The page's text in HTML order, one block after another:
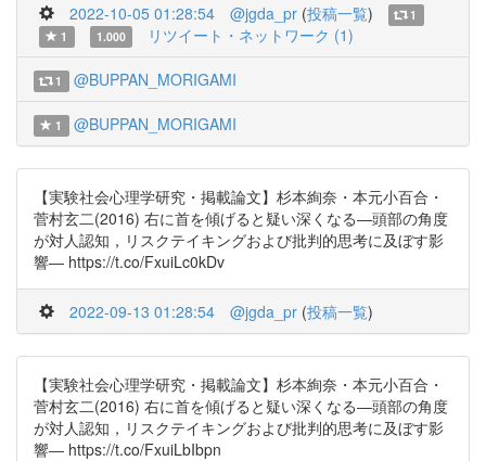
2022-10-05 01:28:54 @jgda_pr (投稿一覧)
1
1
1.000 リツイート・ネットワーク (1)
1 @BUPPAN_MORIGAMI
1 @BUPPAN_MORIGAMI
【実験社会心理学研究・掲載論文】杉本絢奈・本元小百合・
菅村玄二(2016) 右に首を傾げると疑い深くなる―頭部の角度
が対人認知，リスクテイキングおよび批判的思考に及ぼす影
響― https://t.co/FxuiLc0kDv
2022-09-13 01:28:54 @jgda_pr (投稿一覧)
【実験社会心理学研究・掲載論文】杉本絢奈・本元小百合・
菅村玄二(2016) 右に首を傾げると疑い深くなる―頭部の角度
が対人認知，リスクテイキングおよび批判的思考に及ぼす影
響― https://t.co/FxuiLbIbpn